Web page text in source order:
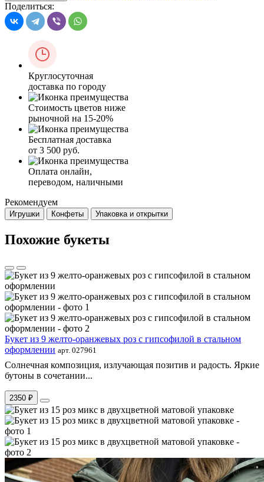
Поделиться:
Круглосуточная
доставка по городу
Стоимость цветов ниже
рыночной на 15-20%
Бесплатная доставка
от 3 500 руб.
Оплата онлайн,
переводом, наличными
Рекомендуем
Игрушки Конфеты Упаковка и открытки
Похожие букеты
Букет из 9 желто-оранжевых роз с гипсофилой в стальном
оформлении арт. 027961
Солнечная композиция, излучающая позитив и радость. Яркие
бутоны в сочетании...
2350 ₽